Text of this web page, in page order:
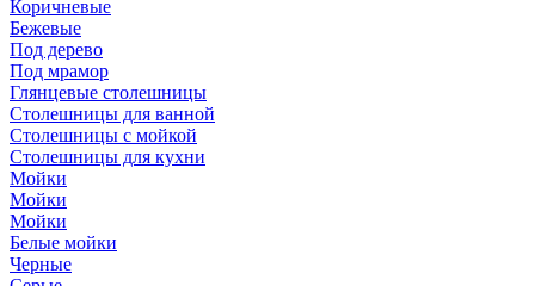
Коричневые
Бежевые
Под дерево
Под мрамор
Глянцевые столешницы
Столешницы для ванной
Столешницы с мойкой
Столешницы для кухни
Мойки
Мойки
Мойки
Белые мойки
Черные